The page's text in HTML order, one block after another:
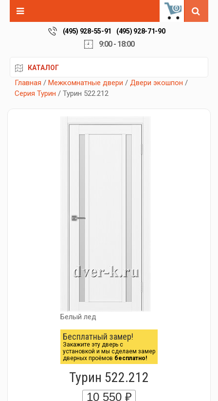
0
(495) 928-55-91 (495) 928-71-90
9:00 - 18:00
КАТАЛОГ
Главная / Межкомнатные двери / Двери экошпон /
Серия Турин / Турин 522.212
Белый лед
Бесплатный замер!
Закажите эту дверь с
установкой и мы сделаем замер
дверных проёмов бесплатно!
Турин 522.212
10 550 ₽